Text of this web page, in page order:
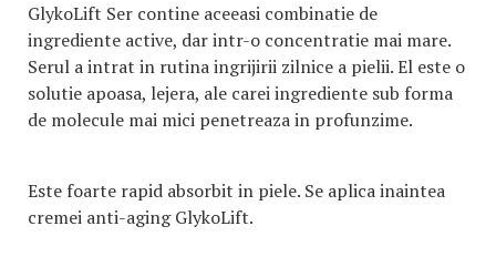
GlykoLift Ser contine aceeasi combinatie de
ingrediente active, dar intr-o concentratie mai mare.
Serul a intrat in rutina ingrijirii zilnice a pielii. El este o
solutie apoasa, lejera, ale carei ingrediente sub forma
de molecule mai mici penetreaza in profunzime.
Este foarte rapid absorbit in piele. Se aplica inaintea
cremei anti-aging GlykoLift.